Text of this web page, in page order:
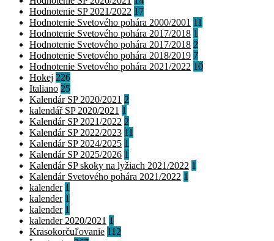
Hodnotenie SP 2021/2022 17
Hodnotenie Svetového pohára 2000/2001 11
Hodnotenie Svetového pohára 2017/2018 1
Hodnotenie Svetového pohára 2017/2018 2
Hodnotenie Svetového pohára 2018/2019 7
Hodnotenie Svetového pohára 2021/2022 10
Hokej 226
Italiano 25
Kalendár SP 2020/2021 2
kalendář SP 2020/2021 1
Kalendár SP 2021/2022 2
Kalendár SP 2022/2023 11
Kalendár SP 2024/2025 1
Kalendár SP 2025/2026 1
Kalendár SP skoky na lyžiach 2021/2022 1
Kalendár Svetového pohára 2021/2022 1
kalender 1
kalender 1
kalender 1
kalender 2020/2021 1
Krasokorčuľovanie 112